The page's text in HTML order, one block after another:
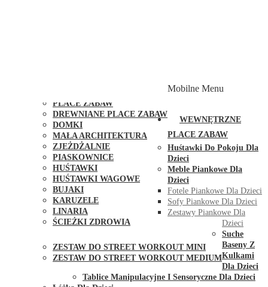
PLACE ZABAW
DREWNIANE PLACE ZABAW
DOMKI
MAŁA ARCHITEKTURA
ZJEŻDŻALNIE
PIASKOWNICE
HUŚTAWKI
HUŚTAWKI WAGOWE
BUJAKI
KARUZELE
LINARIA
ŚCIEŻKI ZDROWIA
ZESTAW DO STREET WORKOUT MINI
ZESTAW DO STREET WORKOUT MEDIUM
Mobilne Menu
WEWNĘTRZNE
PLACE ZABAW
Huśtawki Do Pokoju Dla
Dzieci
Meble Piankowe Dla
Dzieci
Fotele Piankowe Dla Dzieci
Sofy Piankowe Dla Dzieci
Zestawy Piankowe Dla
Dzieci
Suche
Baseny Z
Kulkami
Dla Dzieci
Tablice Manipulacyjne I Sensoryczne Dla Dzieci